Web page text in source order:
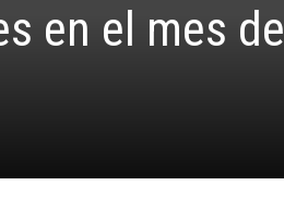
en el mes de